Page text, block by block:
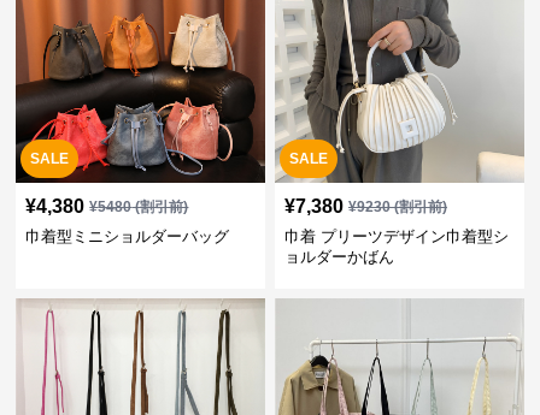
SALE
¥4,380 ¥5480(割引前)
巾着型ミニショルダーバッグ
SALE
¥7,380 ¥9230(割引前)
巾着 プリーツデザイン巾着型シ
ョルダーかばん